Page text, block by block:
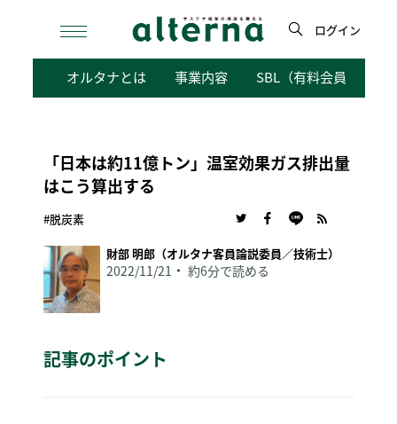
検
ログイン
オルタナとは 事業内容 SBL（有料会員向けサ
「日本は約11億トン」温室効果ガス排出量
はこう算出する
#脱炭素
財部 明郎（オルタナ客員論説委員／技術士）
2022/11/21 約6分で読める
記事のポイント